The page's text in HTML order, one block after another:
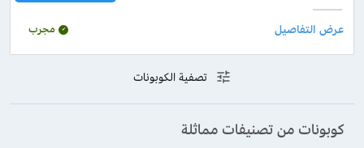
مجرب
تصفية الكوبونات
كوبونات من تصنيفات مماثلة